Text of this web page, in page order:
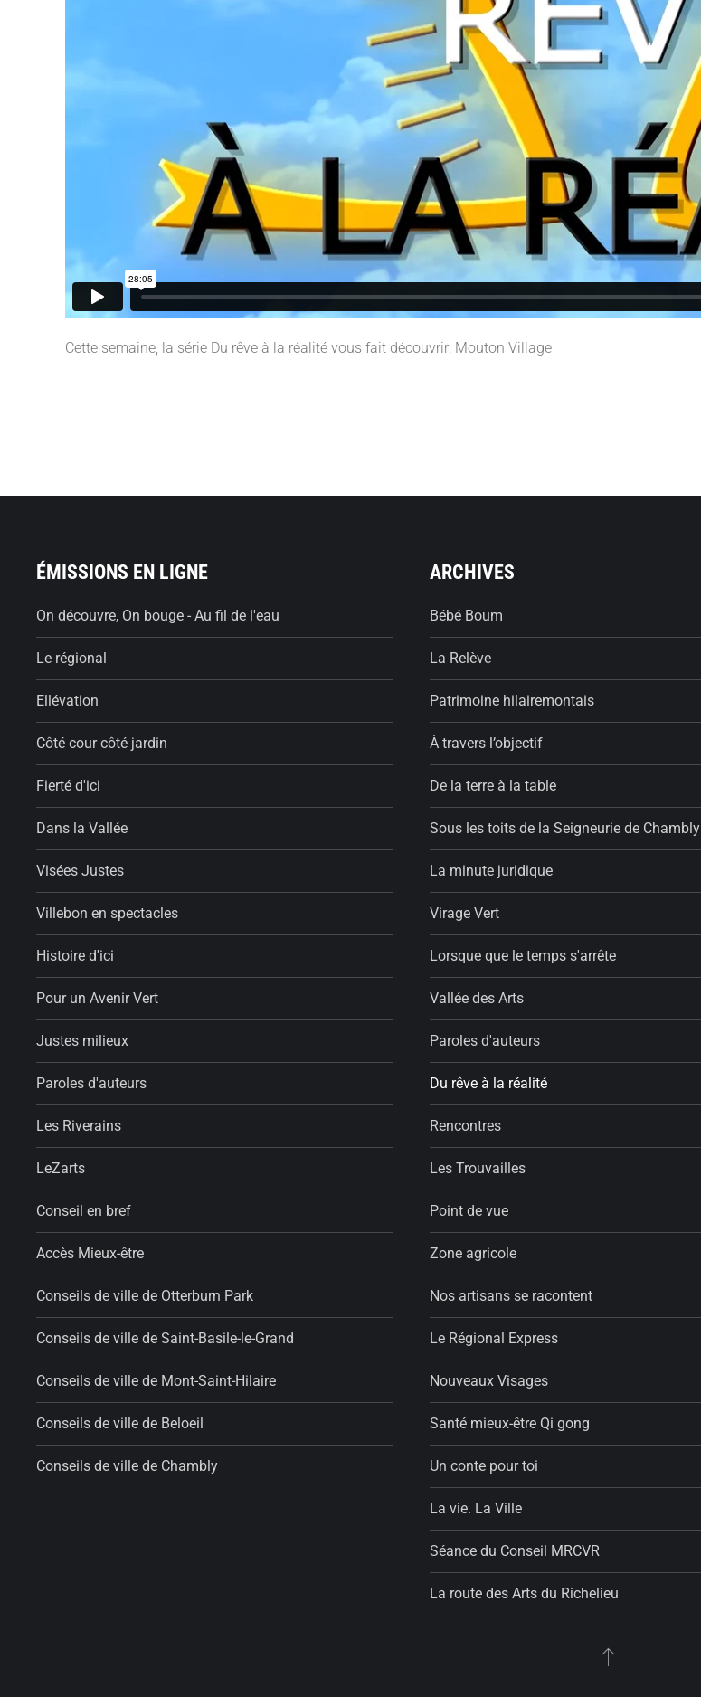
Cette semaine, la série Du rêve à la réalité vous fait découvrir: Mouton Village
ÉMISSIONS EN LIGNE
On découvre, On bouge - Au fil de l'eau
Le régional
Ellévation
Côté cour côté jardin
Fierté d'ici
Dans la Vallée
Visées Justes
Villebon en spectacles
Histoire d'ici
Pour un Avenir Vert
Justes milieux
Paroles d'auteurs
Les Riverains
LeZarts
Conseil en bref
Accès Mieux-être
Conseils de ville de Otterburn Park
Conseils de ville de Saint-Basile-le-Grand
Conseils de ville de Mont-Saint-Hilaire
Conseils de ville de Beloeil
Conseils de ville de Chambly
ARCHIVES
Bébé Boum
La Relève
Patrimoine hilairemontais
À travers l’objectif
De la terre à la table
Sous les toits de la Seigneurie de Chambly
La minute juridique
Virage Vert
Lorsque que le temps s'arrête
Vallée des Arts
Paroles d'auteurs
Du rêve à la réalité
Rencontres
Les Trouvailles
Point de vue
Zone agricole
Nos artisans se racontent
Le Régional Express
Nouveaux Visages
Santé mieux-être Qi gong
Un conte pour toi
La vie. La Ville
Séance du Conseil MRCVR
La route des Arts du Richelieu